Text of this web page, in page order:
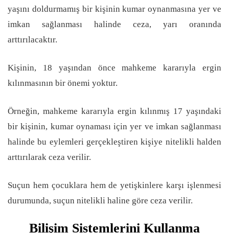
yaşını doldurmamış bir kişinin kumar oynanmasına yer ve
imkan sağlanması halinde ceza, yarı oranında
arttırılacaktır.
Kişinin, 18 yaşından önce mahkeme kararıyla ergin
kılınmasının bir önemi yoktur.
Örneğin, mahkeme kararıyla ergin kılınmış 17 yaşındaki
bir kişinin, kumar oynaması için yer ve imkan sağlanması
halinde bu eylemleri gerçekleştiren kişiye nitelikli halden
arttırılarak ceza verilir.
Suçun hem çocuklara hem de yetişkinlere karşı işlenmesi
durumunda, suçun nitelikli haline göre ceza verilir.
Bilişim Sistemlerini Kullanma